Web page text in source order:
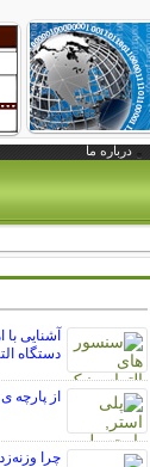
درباره ما
آشنایی
دستگاه
از پارچه
چرا